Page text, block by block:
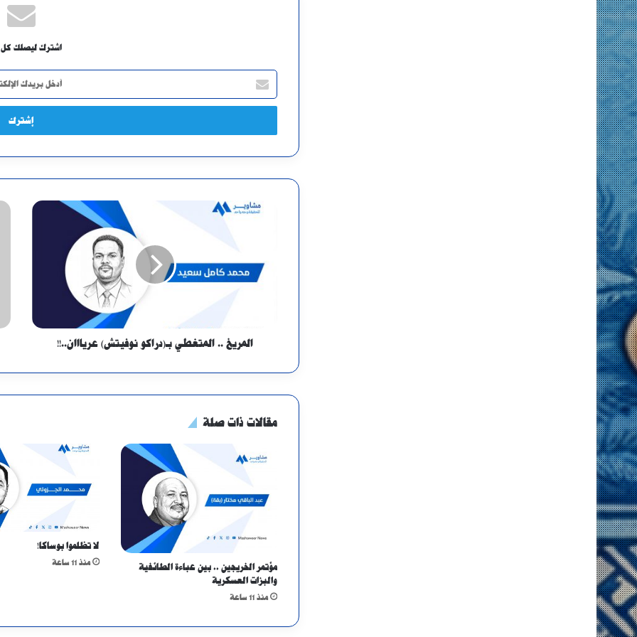
اشترك ليصلك كل
أدخل
بريدك
الإلكتروني
المريخ .. المتغطي بـ(دراكو نوفيتش) عريااان..!!
مقالات ذات صلة
مؤتمر الخريجين .. بين عباءة الطائفية
والبزات العسكرية
منذ 11 ساعة
لا تظلموا بوساكا!
منذ 11 ساعة